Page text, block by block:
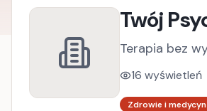
Twój
Terapia bez
16 wyświetleń
Zdrowie i